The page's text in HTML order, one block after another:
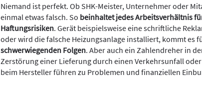
Niemand ist perfekt. Ob SHK-Meister, Unternehmer oder
einmal etwas falsch. So beinhaltet jedes Arbeitsverhältnis
Haftungsrisiken. Gerät beispielsweise eine schriftliche
oder wird die falsche Heizungsanlage installiert, kommt es
schwerwiegenden Folgen. Aber auch ein Zahlendreher in
Zerstörung einer Lieferung durch einen Verkehrsunfall
beim Hersteller führen zu Problemen und finanziellen